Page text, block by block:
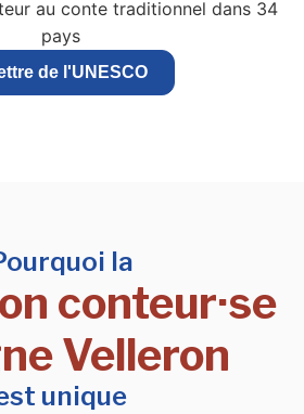
au conte traditionnel dans 34
pays
de l'UNESCO
la
conteur·se
Velleron
unique